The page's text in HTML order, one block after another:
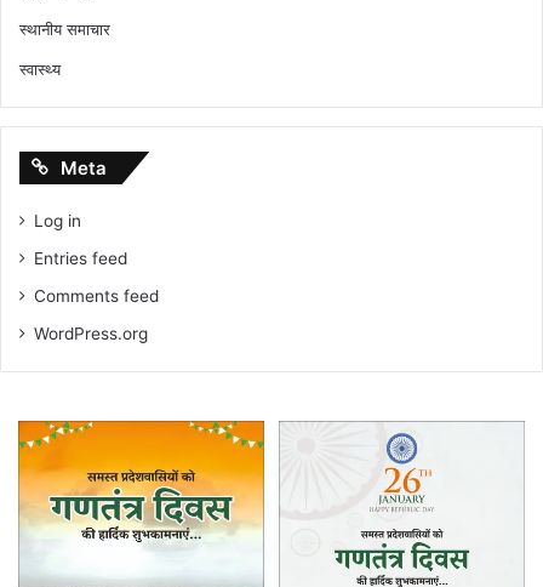
स्थानीय समाचार
स्वास्थ्य
Meta
Log in
Entries feed
Comments feed
WordPress.org